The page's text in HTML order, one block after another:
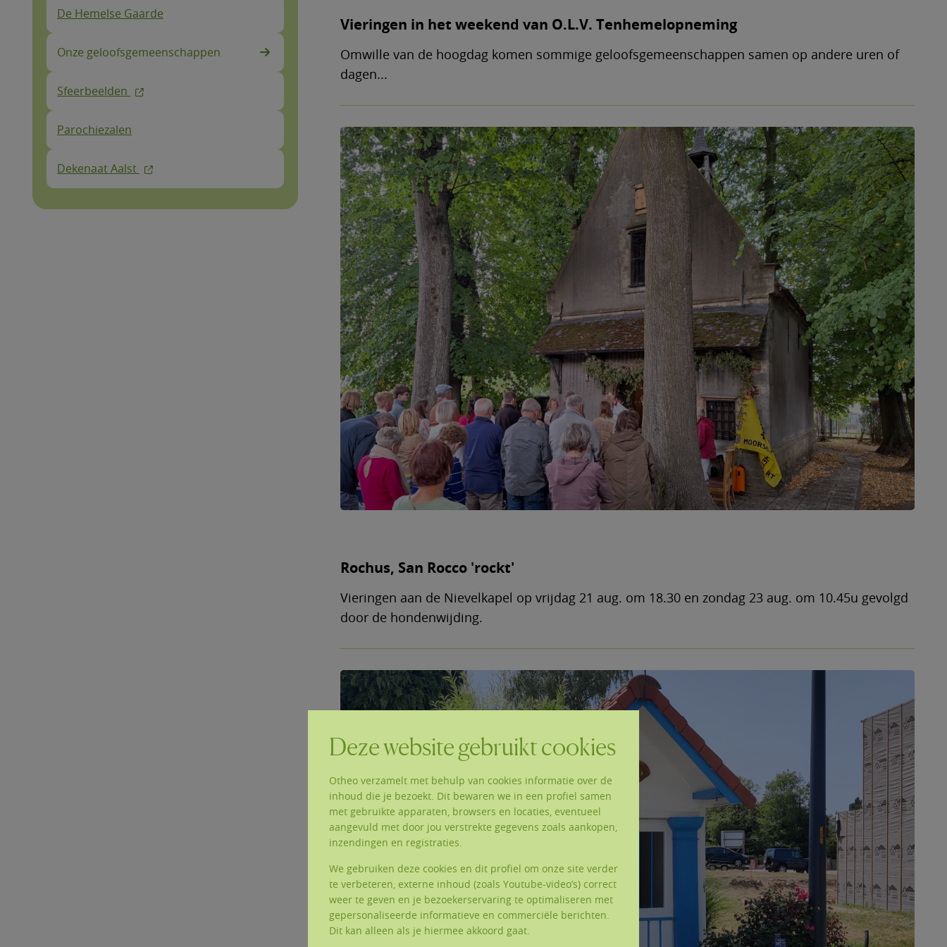
De Hemelse Gaarde
Onze geloofsgemeenschappen
Sfeerbeelden
Parochiezalen
Dekenaat Aalst
Vieringen in het weekend van O.L.V. Tenhemelopneming
Omwille van de hoogdag komen sommige geloofsgemeenschappen samen op andere uren of
dagen...
Rochus, San Rocco 'rockt'
Vieringen aan de Nievelkapel op vrijdag 21 aug. om 18.30 en zondag 23 aug. om 10.45u gevolgd
door de hondenwijding.
Deze website gebruikt cookies
Otheo verzamelt met behulp van cookies informatie over de
inhoud die je bezoekt. Dit bewaren we in een profiel samen
met gebruikte apparaten, browsers en locaties, eventueel
aangevuld met door jou verstrekte gegevens zoals aankopen,
inzendingen en registraties.
We gebruiken deze cookies en dit profiel om onze site verder
te verbeteren, externe inhoud (zoals Youtube-video’s) correct
weer te geven en je bezoekerservaring te optimaliseren met
gepersonaliseerde informatieve en commerciële berichten.
Dit kan alleen als je hiermee akkoord gaat.